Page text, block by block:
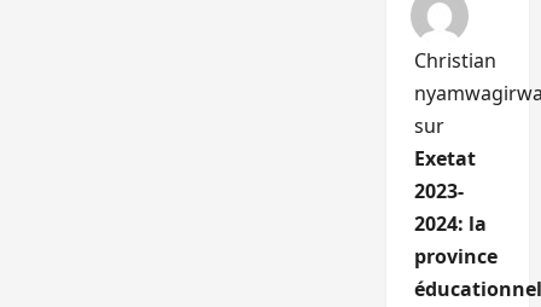
Christian
sur
Exetat
2023-
2024: la
province